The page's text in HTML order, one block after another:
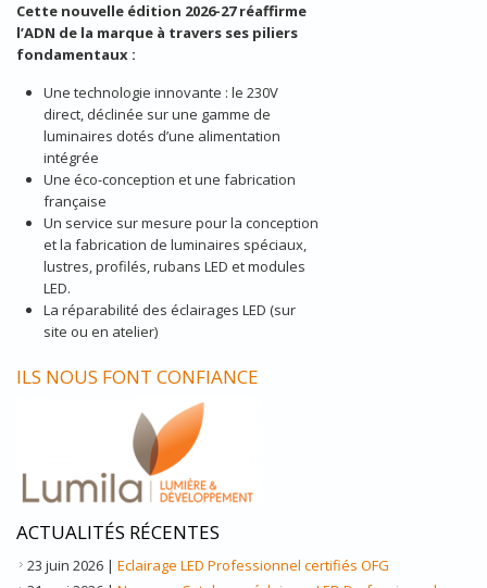
Cette nouvelle édition 2026-27 réaffirme
l’ADN de la marque à travers ses piliers
fondamentaux :
Une technologie innovante : le 230V
direct, déclinée sur une gamme de
luminaires dotés d’une alimentation
intégrée
Une éco-conception et une fabrication
française
Un service sur mesure pour la conception
et la fabrication de luminaires spéciaux,
lustres, profilés, rubans LED et modules
LED.
La réparabilité des éclairages LED (sur
site ou en atelier)
ILS NOUS FONT CONFIANCE
ACTUALITÉS RÉCENTES
23 juin 2026 | Eclairage LED Professionnel certifiés OFG